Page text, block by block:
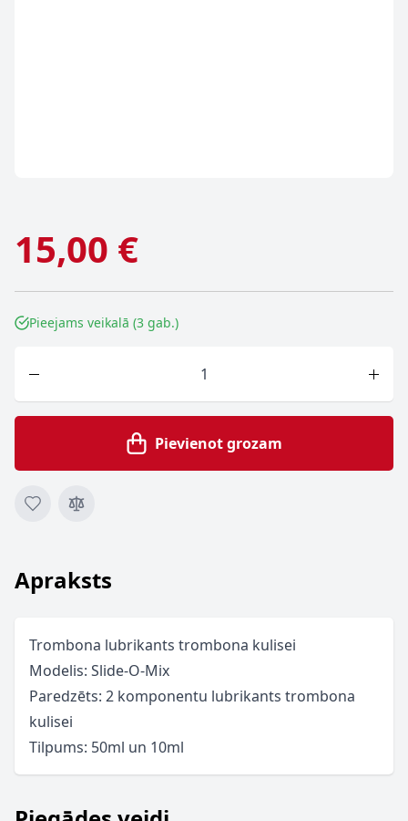
15,00 €
Pieejams veikalā (3 gab.)
Pievienot grozam
Apraksts
Trombona lubrikants trombona kulisei
Modelis: Slide-O-Mix
Paredzēts: 2 komponentu lubrikants trombona
kulisei
Tilpums: 50ml un 10ml